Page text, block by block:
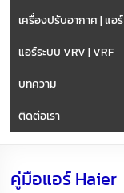
เครื่องปรับอากาศ | แอร์
แอร์ระบบ VRV | VRF
บทความ
ติดต่อเรา
คู่มือแอร์ Haier